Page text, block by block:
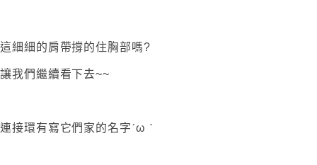
這細細的肩帶撐的住胸部嗎?
讓我們繼續看下去~~
連接環有寫它們家的名字ˊω ˋ